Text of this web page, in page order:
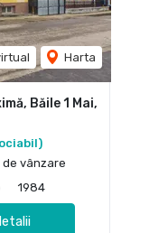
Harta
Băile 1 Mai,
de vânzare
1984